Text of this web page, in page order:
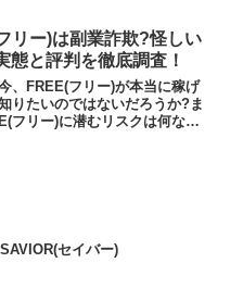
われる金額を稼ぐことは難し
差し...
リー)は副業詐欺?怪しい
態と評判を徹底調査！
、FREE(フリー)が本当に稼げ
りたいのではないだろうか?ま
フリー)に潜むリスクは何なの
セイバー)